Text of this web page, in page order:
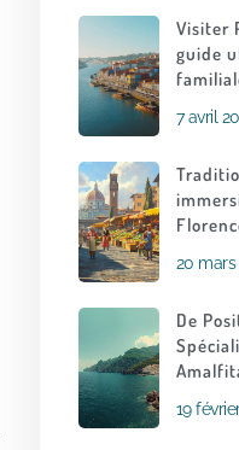
Visiter
guide
7 avril
20 mars
De
19